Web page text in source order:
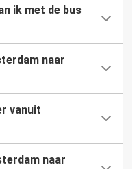
ik met de bus
naar
vanuit
naar